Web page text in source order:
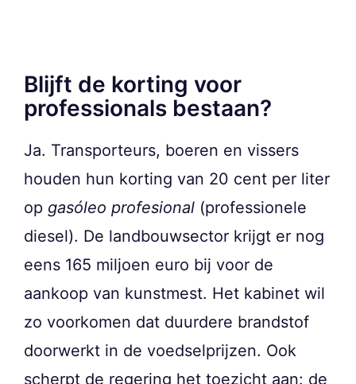
Blijft de korting voor
professionals bestaan?
Ja. Transporteurs, boeren en vissers
houden hun korting van 20 cent per liter
op gasóleo profesional (professionele
diesel). De landbouwsector krijgt er nog
eens 165 miljoen euro bij voor de
aankoop van kunstmest. Het kabinet wil
zo voorkomen dat duurdere brandstof
doorwerkt in de voedselprijzen. Ook
scherpt de regering het toezicht aan: de